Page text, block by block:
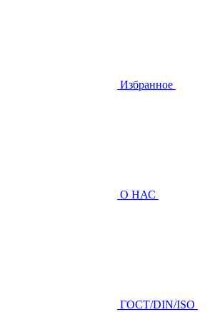
Избранное
О НАС
ГOCТ/DIN/ISO